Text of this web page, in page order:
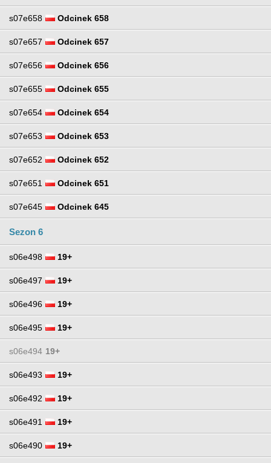
s07e658 Odcinek 658
s07e657 Odcinek 657
s07e656 Odcinek 656
s07e655 Odcinek 655
s07e654 Odcinek 654
s07e653 Odcinek 653
s07e652 Odcinek 652
s07e651 Odcinek 651
s07e645 Odcinek 645
Sezon 6
s06e498 19+
s06e497 19+
s06e496 19+
s06e495 19+
s06e494 19+
s06e493 19+
s06e492 19+
s06e491 19+
s06e490 19+